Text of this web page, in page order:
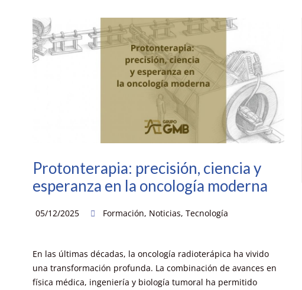
Protonterapia: precisión, ciencia y
esperanza en la oncología moderna
05/12/2025 Formación, Noticias, Tecnología
En las últimas décadas, la oncología radioterápica ha vivido
una transformación profunda. La combinación de avances en
física médica, ingeniería y biología tumoral ha permitido